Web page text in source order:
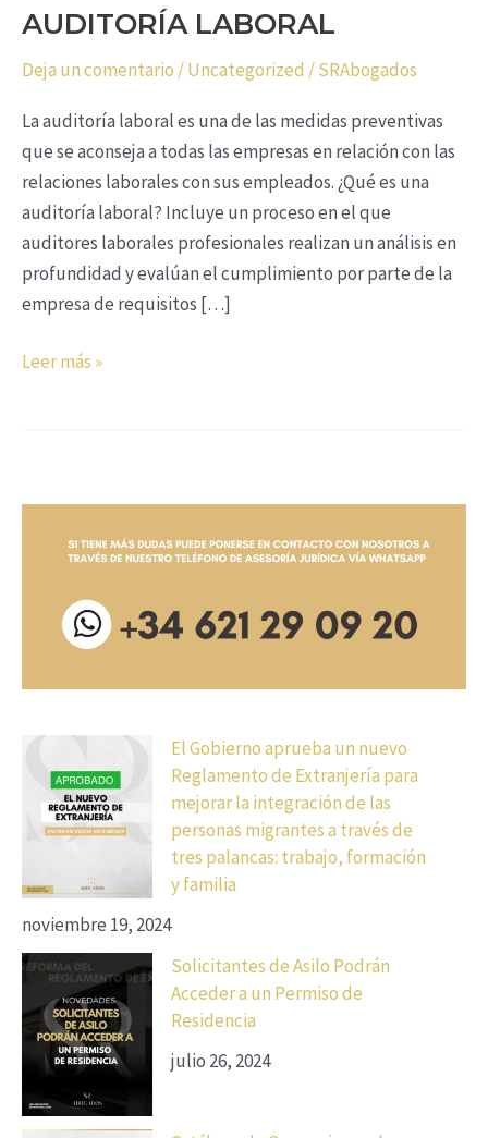
El Gobierno aprueba un nuevo
Reglamento de Extranjería para
mejorar la integración de las
personas migrantes a través de
tres palancas: trabajo, formación
y familia
noviembre 19, 2024
Solicitantes de Asilo Podrán
Acceder a un Permiso de
Residencia
julio 26, 2024
AUDITORÍA LABORAL
Deja un comentario /Uncategorized /SRAbogados
La auditoría laboral es una de las medidas preventivas
que se aconseja a todas las empresas en relación con las
relaciones laborales con sus empleados. ¿Qué es una
auditoría laboral? Incluye un proceso en el que
auditores laborales profesionales realizan un análisis en
profundidad y evalúan el cumplimiento por parte de la
empresa de requisitos […]
Leer más »